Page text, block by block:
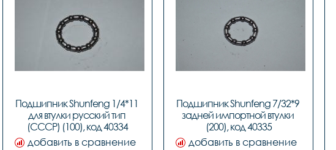
Подшипник Shunfeng 1/4*11
для втулки русский тип
(СССР) (100), код 40334
добавить в сравнение
Подшипник Shunfeng 7/32*9
задней импортной втулки
(200), код 40335
добавить в сравнение